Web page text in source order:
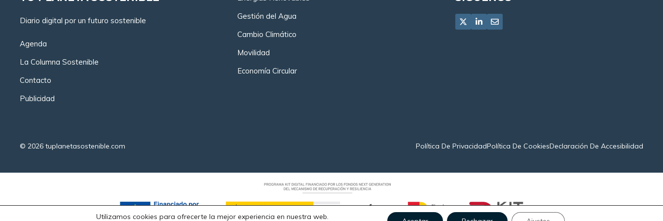
Diario digital por un futuro sostenible
Agenda
La Columna Sostenible
Contacto
Publicidad
Gestión del Agua
Cambio Climático
Movilidad
Economía Circular
© 2026 tuplanetasostenible.com Política De PrivacidadPolítica De CookiesDeclaración De Accesibilidad
Utilizamos cookies para ofrecerte la mejor experiencia en nuestra web.